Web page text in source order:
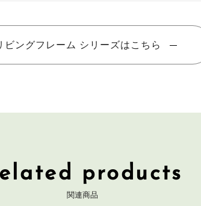
ビングフレーム シリーズはこちら
products
関連商品